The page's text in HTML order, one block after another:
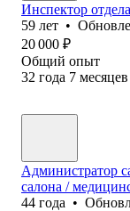
Инспектор
59 лет •
20 000 ₽
Общий опыт
32 года 7 месяцев
Администратор
салона /
44 года •